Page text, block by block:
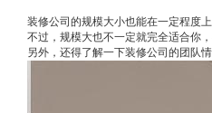
装修公司的规模大小也能在一定程度
不过，规模大也不一定就完全适合你
另外，还得了解一下装修公司的团队